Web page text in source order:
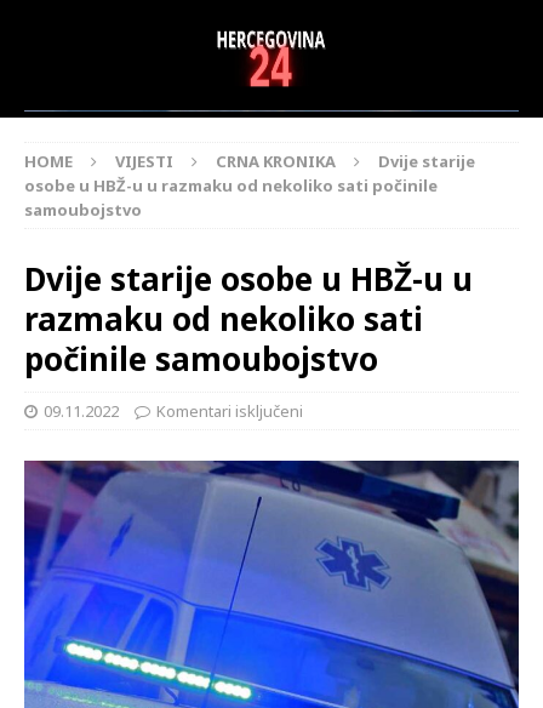
HOME VIJESTI
Dvije starije osobe u HBŽ-u u
razmaku od nekoliko sati
počinile samoubojstvo
09.11.2022 Komentari isključeni